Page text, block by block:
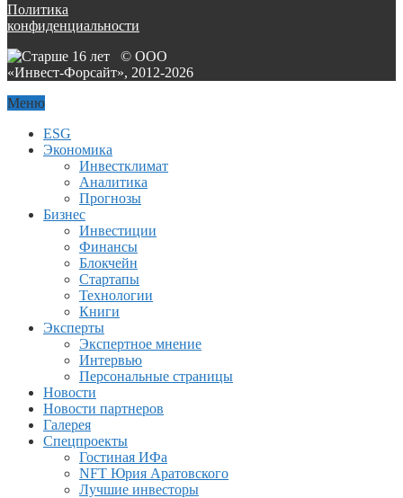
Политика
конфиденциальности
© ООО
«Инвест-Форсайт», 2012-2026
Меню
ESG
Экономика
Инвестклимат
Аналитика
Прогнозы
Бизнес
Инвестиции
Финансы
Блокчейн
Стартапы
Технологии
Книги
Эксперты
Экспертное мнение
Интервью
Персональные страницы
Новости
Новости партнеров
Галерея
Спецпроекты
Гостиная ИФа
NFT Юрия Аратовского
Лучшие инвесторы